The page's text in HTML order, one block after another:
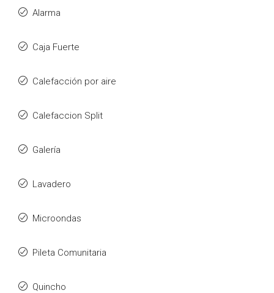
Alarma
Caja Fuerte
Calefacción por aire
Calefaccion Split
Galería
Lavadero
Microondas
Pileta Comunitaria
Quincho